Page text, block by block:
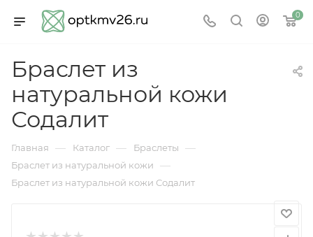
0
Браслет из
натуральной кожи
Содалит
Главная — Каталог — Браслеты —
Браслет из натуральной кожи —
Браслет из натуральной кожи Содалит